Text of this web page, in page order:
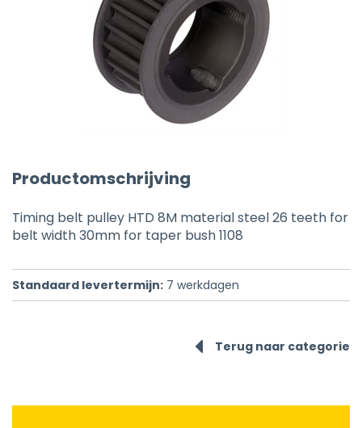
Productomschrijving
Timing belt pulley HTD 8M material steel 26 teeth for
belt width 30mm for taper bush 1108
Standaard levertermijn: 7 werkdagen
Terug naar categorie